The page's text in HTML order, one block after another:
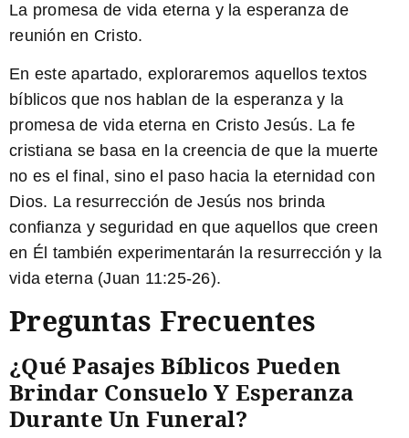
La promesa de vida eterna y la esperanza de
reunión en Cristo.
En este apartado, exploraremos aquellos textos
bíblicos que nos hablan de la esperanza y la
promesa de vida eterna en Cristo Jesús. La fe
cristiana se basa en la creencia de que la muerte
no es el final, sino el paso hacia la eternidad con
Dios. La resurrección de Jesús nos brinda
confianza y seguridad en que aquellos que creen
en Él también experimentarán la resurrección y la
vida eterna (Juan 11:25-26).
Preguntas Frecuentes
¿Qué Pasajes Bíblicos Pueden
Brindar Consuelo Y Esperanza
Durante Un Funeral?